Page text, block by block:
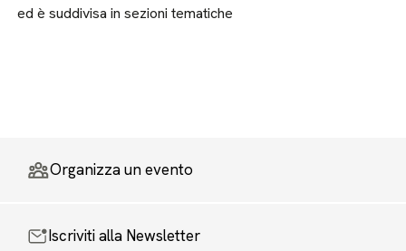
ed è suddivisa in sezioni tematiche
Organizza un evento
Iscriviti alla Newsletter